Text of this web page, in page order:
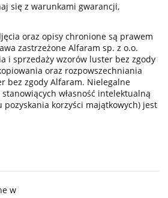
się z warunkami gwarancji,
oraz opisy chronione są prawem
zastrzeżone Alfaram sp. z o.o.
i sprzedaży wzorów luster bez zgody
oraz rozpowszechniania
bez zgody Alfaram. Nielegalne
własność intelektualną
pozyskania korzyści majątkowych) jest